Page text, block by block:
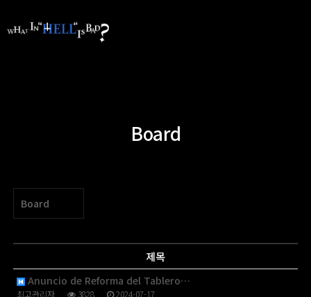
Board
Board
제목
Anuncio de Reforma del Tablero…
최고관리자 3828 2024-07-17